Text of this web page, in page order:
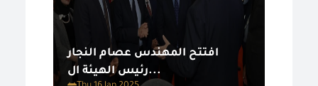
افتتح المهندس عصام النجار
رئيس الهيئة ال...